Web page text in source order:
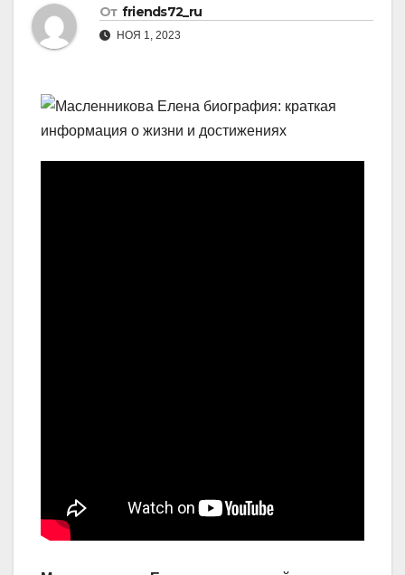
От friends72_ru
НОЯ 1, 2023